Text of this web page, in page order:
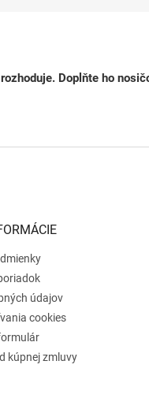
Doplňte ho
údajov
cookies
kúpnej zmluvy